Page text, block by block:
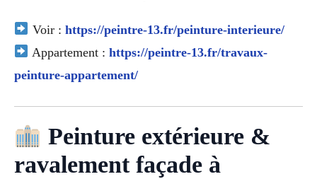
Voir : https://peintre-13.fr/peinture-interieure/
Appartement : https://peintre-13.fr/travaux-
peinture-appartement/
Peinture extérieure &
ravalement façade à